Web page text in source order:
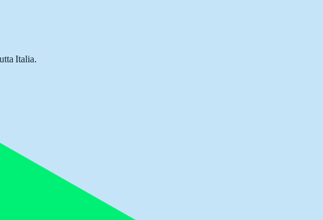
Italia.